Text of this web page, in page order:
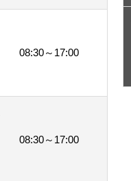
08:30～17:00
08:30～17:00